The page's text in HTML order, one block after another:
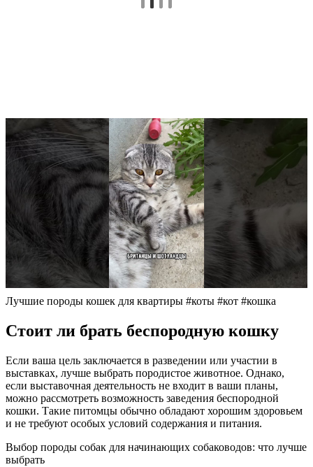
Лучшие породы кошек для квартиры #коты #кот #кошка
Стоит ли брать беспородную кошку
Если ваша цель заключается в разведении или участии в
выставках, лучше выбрать породистое животное. Однако,
если выставочная деятельность не входит в ваши планы,
можно рассмотреть возможность заведения беспородной
кошки. Такие питомцы обычно обладают хорошим здоровьем
и не требуют особых условий содержания и питания.
Выбор породы собак для начинающих собаководов: что лучше
выбрать